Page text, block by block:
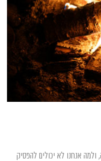
ולמה אנחנו לא יכולים להפסיק